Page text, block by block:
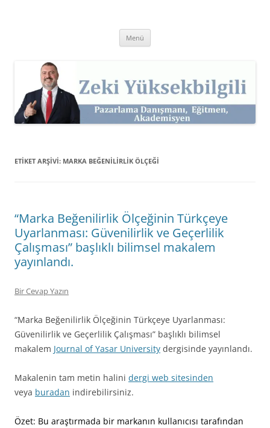
Kişisel Web Sitesi.
Menü
ETIKET ARŞIVI: MARKA BEĞENILIRLIK ÖLÇEĞI
“Marka Beğenilirlik Ölçeğinin Türkçeye
Uyarlanması: Güvenilirlik ve Geçerlilik
Çalışması” başlıklı bilimsel makalem
yayınlandı.
Bir Cevap Yazın
“Marka Beğenilirlik Ölçeğinin Türkçeye Uyarlanması:
Güvenilirlik ve Geçerlilik Çalışması” başlıklı bilimsel
makalem Journal of Yasar University dergisinde yayınlandı.
Makalenin tam metin halini dergi web sitesinden
veya buradan indirebilirsiniz.
Özet: Bu araştırmada bir markanın kullanıcısı tarafından